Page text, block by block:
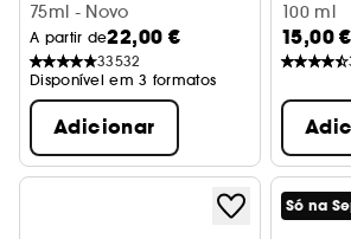
Creme de Corpo
75ml - Novo
A partir de22,00 €
33532
Disponível em 3 formatos
Adicionar
Cereja
100 ml
15,00 €
Só na